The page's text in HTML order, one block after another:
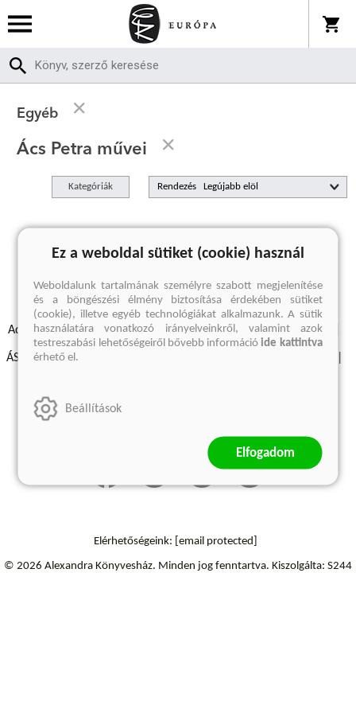
Egyéb
Ács Petra művei
Kategóriák Rendezés
A keresett kifejezésre nincs találat
Adatvédelmi szabályzatok Elállási felmondási nyilatkozat
ÁSZF - Vásárlási feltételek
Szállítási információk
Elérhetőségeink: [email protected]
© 2026 Alexandra Könyvesház. Minden jog fenntartva. Kiszolgálta: S244
Ez a weboldal sütiket (cookie) használ
Weboldalunk tartalmának személyre szabott megjelenítése
és a böngészési élmény biztosítása érdekében sütiket
(cookie), illetve egyéb technológiákat alkalmazunk. A sütik
használatára vonatkozó irányelveinkről, valamint azok
testreszabási lehetőségeiről bővebb információide kattintva
érhető el.
Beállítások
Elfogadom